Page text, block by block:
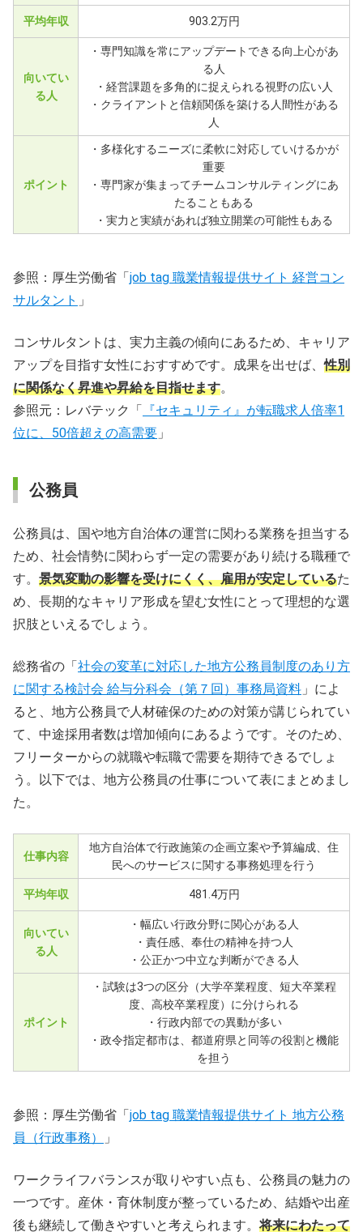
平均年収 903.2万円
向いてい
る人
・専門知識を常にアップデートできる向上心があ
る人
・経営課題を多角的に捉えられる視野の広い人
・クライアントと信頼関係を築ける人間性がある
人
ポイント
・多様化するニーズに柔軟に対応していけるかが
重要
・専門家が集まってチームコンサルティングにあ
たることもある
・実力と実績があれば独立開業の可能性もある
参照：厚生労働省「 job tag 職業情報提供サイト 経営コン
サルタント 」
コンサルタントは、実力主義の傾向にあるため、キャリア
アップを目指す女性におすすめです。成果を出せば、性別
に関係なく昇進や昇給を目指せます。
参照元：レバテック「
『セキュリティ』が転職求人倍率1
位に、50倍超えの高需要 」
公務員
公務員は、国や地方自治体の運営に関わる業務を担当する
ため、社会情勢に関わらず一定の需要があり続ける職種で
す。 景気変動の影響を受けにくく、雇用が安定しているた
め、長期的なキャリア形成を望む女性にとって理想的な選
択肢といえるでしょう。
総務省の「 社会の変革に対応した地方公務員制度のあり方
に関する検討会 給与分科会（第７回）事務局資料 」によ
ると、地方公務員で人材確保のための対策が講じられてい
て、中途採用者数は増加傾向にあるようです。そのため、
フリーターからの就職や転職で需要を期待できるでしょ
う。以下では、地方公務員の仕事について表にまとめまし
た。
仕事内容
地方自治体で行政施策の企画立案や予算編成、住
民へのサービスに関する事務処理を行う
平均年収 481.4万円
向いてい
る人
・幅広い行政分野に関心がある人
・責任感、奉仕の精神を持つ人
・公正かつ中立な判断ができる人
ポイント
・試験は3つの区分（大学卒業程度、短大卒業程
度、高校卒業程度）に分けられる
・行政内部での異動が多い
・政令指定都市は、都道府県と同等の役割と機能
を担う
参照：厚生労働省「 job tag 職業情報提供サイト 地方公務
員（行政事務）
」
ワークライフバランスが取りやすい点も、公務員の魅力の
一つです。産休・育休制度が整っているため、結婚や出産
後も継続して働きやすいと考えられます。将来にわたって